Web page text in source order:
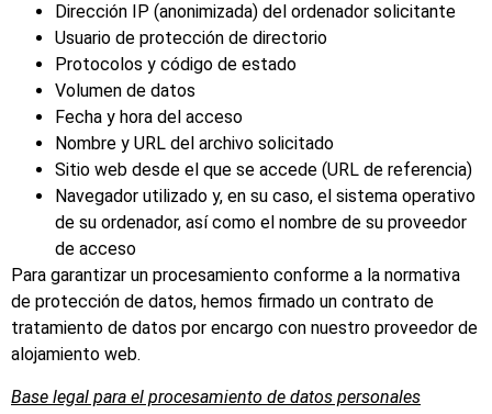
Dirección IP (anonimizada) del ordenador solicitante
Usuario de protección de directorio
Protocolos y código de estado
Volumen de datos
Fecha y hora del acceso
Nombre y URL del archivo solicitado
Sitio web desde el que se accede (URL de referencia)
Navegador utilizado y, en su caso, el sistema operativo
de su ordenador, así como el nombre de su proveedor
de acceso
Para garantizar un procesamiento conforme a la normativa
de protección de datos, hemos firmado un contrato de
tratamiento de datos por encargo con nuestro proveedor de
alojamiento web.
Base legal para el procesamiento de datos personales